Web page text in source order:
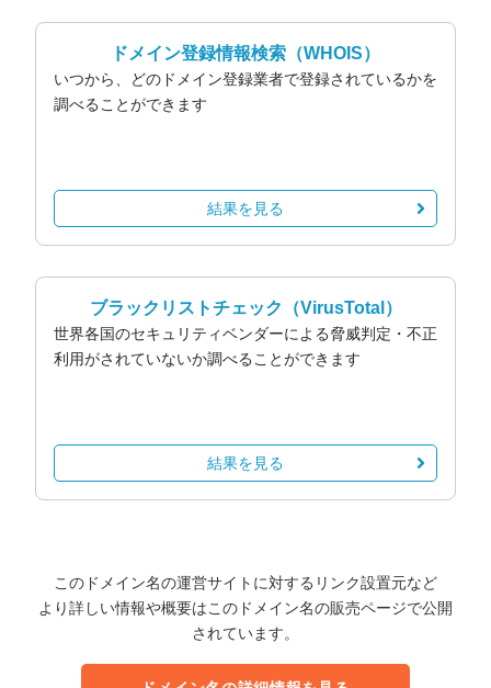
ドメイン登録情報検索 （WHOIS）
いつから、どのドメイン登録業者で登録されているかを
調べることができます
結果を見る
ブラックリストチェック （VirusTotal）
世界各国のセキュリティベンダーによる脅威判定・不正
利用がされていないか調べることができます
結果を見る
このドメイン名の運営サイトに対するリンク設置元など
より詳しい情報や概要はこのドメイン名の販売ページで公開
されています。